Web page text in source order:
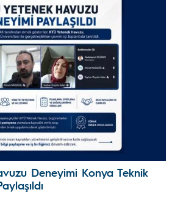
Deneyimi Konya Teknik